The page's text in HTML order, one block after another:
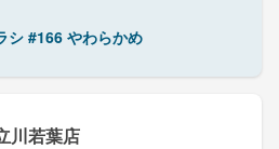
シ #166 やわらかめ
川若葉店